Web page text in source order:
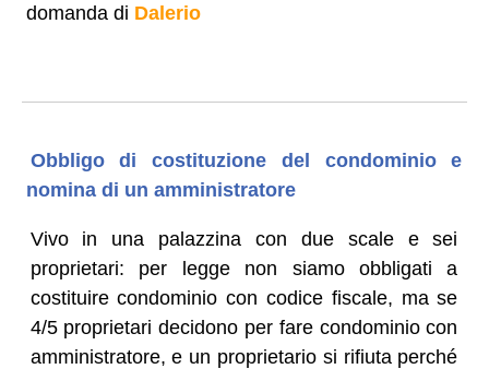
domanda di Dalerio
Obbligo di costituzione del condominio e
nomina di un amministratore
Vivo in una palazzina con due scale e sei
proprietari: per legge non siamo obbligati a
costituire condominio con codice fiscale, ma se
4/5 proprietari decidono per fare condominio con
amministratore, e un proprietario si rifiuta perché